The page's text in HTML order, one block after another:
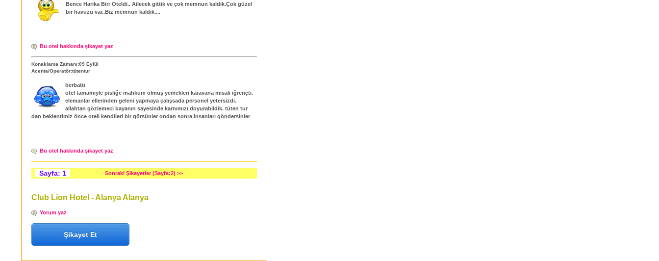
Bence Harika Birr Oteldi.. Ailecek gittik ve çok memnun kaldık.Çok güzel
bir havuzu var..Biz memnun kaldık....
Bu otel hakkında şikayet yaz
Konaklama Zamanı:09 Eylül
Acenta/Operatör:tütentur
berbattı
otel tamamiyle pisliğe mahkum olmuş yemekleri karavana misali iğrençti.
elemanlar ellerinden geleni yapmaya çalışsada personel yetersizdi.
allahtan gözlemeci bayanın sayesinde karnımızı doyurabildik. tüten tur
dan beklentimiz önce oteli kendileri bir görsünler ondan sonra insanları göndersinler
Bu otel hakkında şikayet yaz
Sayfa: 1 Sonraki Şikayetler (Sayfa:2) >>
Club Lion Hotel - Alanya Alanya
Yorum yaz
Şikayet Et